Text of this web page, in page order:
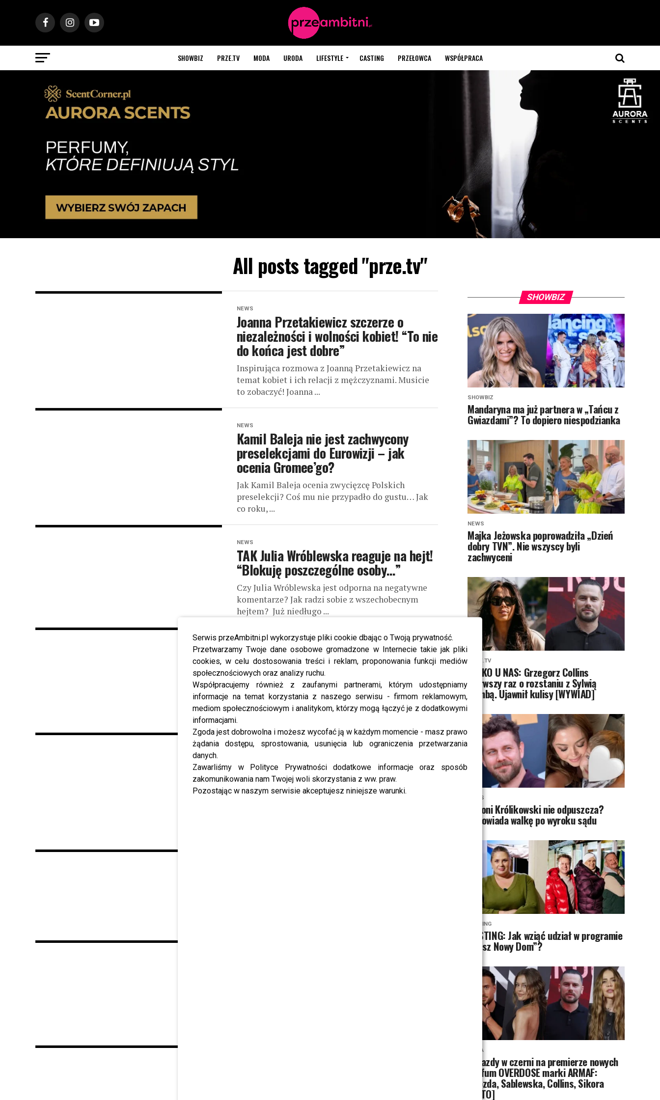
Serwis przeAmbitni.pl wykorzystuje pliki cookie dbając o Twoją prywatność.
Przetwarzamy Twoje dane osobowe gromadzone w Internecie takie jak pliki
cookies, w celu dostosowania treści i reklam, proponowania funkcji mediów
społecznościowych oraz analizy ruchu.
Współpracujemy również z zaufanymi partnerami, którym udostępniamy
informacje na temat korzystania z naszego serwisu - firmom reklamowym,
mediom społecznościowym i analitykom, którzy mogą łączyć je z dodatkowymi
informacjami.
Zgoda jest dobrowolna i możesz wycofać ją w każdym momencie - masz prawo
żądania dostępu, sprostowania, usunięcia lub ograniczenia przetwarzania
danych.
Zawarliśmy w Polityce Prywatności dodatkowe informacje oraz sposób
zakomunikowania nam Twojej woli skorzystania z ww. praw.
Pozostając w naszym serwisie akceptujesz niniejsze warunki.
SHOWBIZ PRZE.TV MODA URODA LIFESTYLE CASTING PRZEŁOWCA WSPÓŁPRACA
All posts tagged "prze.tv"
NEWS
Joanna Przetakiewicz szczerze o
niezależności i wolności kobiet! “To nie
do końca jest dobre”
Inspirująca rozmowa z Joanną Przetakiewicz na
temat kobiet i ich relacji z mężczyznami. Musicie
to zobaczyć! Joanna ...
NEWS
Kamil Baleja nie jest zachwycony
preselekcjami do Eurowizji – jak
ocenia Gromee’go?
Jak Kamil Baleja ocenia zwycięzcę Polskich
preselekcji? Coś mu nie przypadło do gustu… Jak
co roku, ...
NEWS
TAK Julia Wróblewska reaguje na hejt!
“Blokuję poszczególne osoby…”
Czy Julia Wróblewska jest odporna na negatywne
komentarze? Jak radzi sobie z wszechobecnym
hejtem? Już niedługo ...
NEWS
Natalia Siwiec jest “naćpana
miłością”! Nie wyobraża sobie rozłąki
z…
TYLKO U NAS: Natalia Siwiec nie potrafi rozstać
się z córeczką? “To totalna abstrakcja!” Natalia ...
NEWS
Zosia Ślotała chciała zrezygnować z
obozu Lewandowskiej? “Starałam się
wytrwać…”
SHOWBIZ
SHOWBIZ
Mandaryna ma już partnera w „Tańcu z
Gwiazdami”? To dopiero niespodzianka
NEWS
Majka Jeżowska poprowadziła „Dzień
dobry TVN”. Nie wszyscy byli
zachwyceni
PRZE.TV
TYLKO U NAS: Grzegorz Collins
pierwszy raz o rozstaniu z Sylwią
Bombą. Ujawnił kulisy [WYWIAD]
NEWS
Antoni Królikowski nie odpuszcza?
Zapowiada walkę po wyroku sądu
CASTING
CASTING: Jak wziąć udział w programie
„Nasz Nowy Dom”?
MODA
Gwiazdy w czerni na premierze nowych
perfum OVERDOSE marki ARMAF:
Opozda, Sablewska, Collins, Sikora
[FOTO]